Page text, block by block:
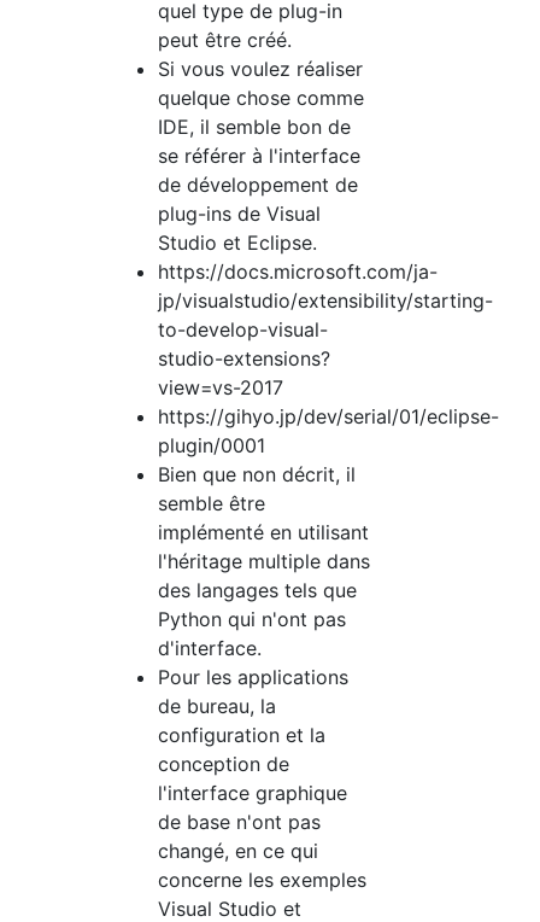
quel type de plug-in
peut être créé.
Si vous voulez réaliser
quelque chose comme
IDE, il semble bon de
se référer à l'interface
de développement de
plug-ins de Visual
Studio et Eclipse.
https://docs.microsoft.com/ja-
jp/visualstudio/extensibility/starting-
to-develop-visual-
studio-extensions?
view=vs-2017
https://gihyo.jp/dev/serial/01/eclipse-
plugin/0001
Bien que non décrit, il
semble être
implémenté en utilisant
l'héritage multiple dans
des langages tels que
Python qui n'ont pas
d'interface.
Pour les applications
de bureau, la
configuration et la
conception de
l'interface graphique
de base n'ont pas
changé, en ce qui
concerne les exemples
Visual Studio et